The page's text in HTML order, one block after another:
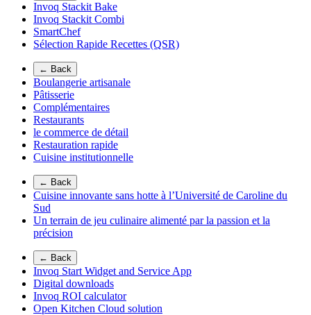
Invoq Stackit Bake
Invoq Stackit Combi
SmartChef
Sélection Rapide Recettes (QSR)
← Back
Boulangerie artisanale
Pâtisserie
Complémentaires
Restaurants
le commerce de détail
Restauration rapide
Cuisine institutionnelle
← Back
Cuisine innovante sans hotte à l’Université de Caroline du
Sud
Un terrain de jeu culinaire alimenté par la passion et la
précision
← Back
Invoq Start Widget and Service App
Digital downloads
Invoq ROI calculator
Open Kitchen Cloud solution